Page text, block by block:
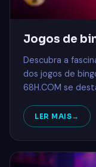
Jogos de
Descubra a
dos jogos de
68H.COM se
LER MAIS